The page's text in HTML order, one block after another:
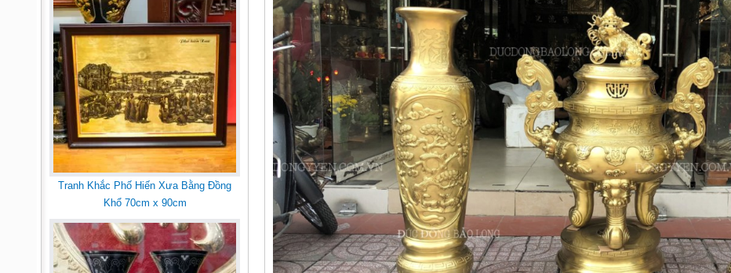
Tranh Khắc Phố Hiến Xưa Bằng Đồng
Khổ 70cm x 90cm